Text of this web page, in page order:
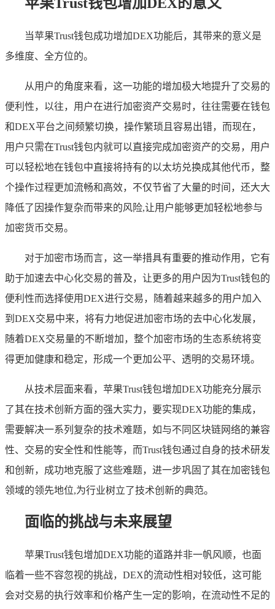
当苹果Trust钱包成功增加DEX功能后，其带来的意义是
多维度、全方位的。
从用户的角度来看，这一功能的增加极大地提升了交易的
便利性，以往，用户在进行加密资产交易时，往往需要在钱包
和DEX平台之间频繁切换，操作繁琐且容易出错，而现在，
用户只需在Trust钱包内就可以直接完成加密资产的交易，用户
可以轻松地在钱包中直接将持有的以太坊兑换成其他代币，整
个操作过程更加流畅和高效，不仅节省了大量的时间，还大大
降低了因操作复杂而带来的风险,让用户能够更加轻松地参与
加密货币交易。
对于加密市场而言，这一举措具有重要的推动作用，它有
助于加速去中心化交易的普及，让更多的用户因为Trust钱包的
便利性而选择使用DEX进行交易，随着越来越多的用户加入
到DEX交易中来，将有力地促进加密市场的去中心化发展，
随着DEX交易量的不断增加，整个加密市场的生态系统将变
得更加健康和稳定，形成一个更加公平、透明的交易环境。
从技术层面来看，苹果Trust钱包增加DEX功能充分展示
了其在技术创新方面的强大实力，要实现DEX功能的集成，
需要解决一系列复杂的技术难题，如与不同区块链网络的兼容
性、交易的安全性和性能等，而Trust钱包通过自身的技术研发
和创新，成功地克服了这些难题，进一步巩固了其在加密钱包
领域的领先地位,为行业树立了技术创新的典范。
面临的挑战与未来展望
苹果Trust钱包增加DEX功能的道路并非一帆风顺，也面
临着一些不容忽视的挑战，DEX的流动性相对较低，这可能
会对交易的执行效率和价格产生一定的影响，在流动性不足的